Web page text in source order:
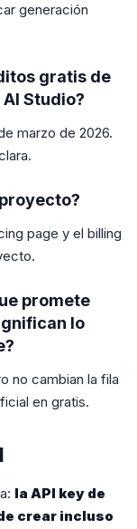
generación
gratis de
Studio?
marzo de 2026.
page y el billing
promete
lo
no cambian la fila
en gratis.
la API key de
crear incluso